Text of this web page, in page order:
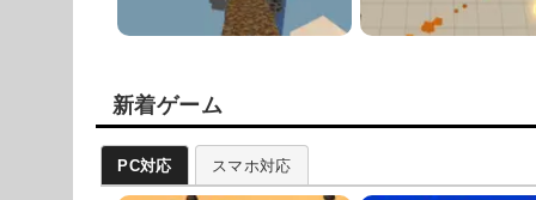
新着ゲーム
PC対応 スマホ対応